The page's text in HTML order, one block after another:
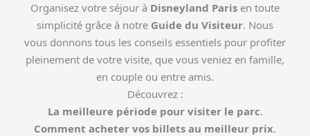
Organisez votre séjour à Disneyland Paris en toute
simplicité grâce à notre Guide du Visiteur. Nous
vous donnons tous les conseils essentiels pour profiter
pleinement de votre visite, que vous veniez en famille,
en couple ou entre amis.
Découvrez :
La meilleure période pour visiter le parc.
Comment acheter vos billets au meilleur prix.